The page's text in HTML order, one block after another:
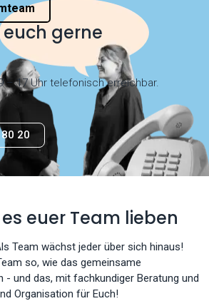
gerne
– 17 Uhr telefonisch erreichbar.
20
euer Team lieben
Team wächst jeder über sich hinaus!
so, wie das gemeinsame
- und das, mit fachkundiger Beratung und
Organisation für Euch!